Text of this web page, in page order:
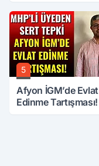
5
Afyon İGM’de Evlat
Edinme Tartışması!